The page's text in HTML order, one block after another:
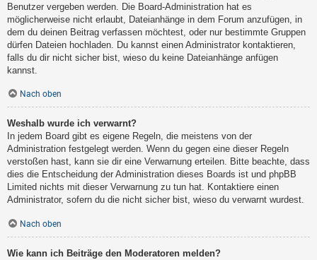
Benutzer vergeben werden. Die Board-Administration hat es
möglicherweise nicht erlaubt, Dateianhänge in dem Forum anzufügen, in
dem du deinen Beitrag verfassen möchtest, oder nur bestimmte Gruppen
dürfen Dateien hochladen. Du kannst einen Administrator kontaktieren,
falls du dir nicht sicher bist, wieso du keine Dateianhänge anfügen
kannst.
Nach oben
Weshalb wurde ich verwarnt?
In jedem Board gibt es eigene Regeln, die meistens von der
Administration festgelegt werden. Wenn du gegen eine dieser Regeln
verstoßen hast, kann sie dir eine Verwarnung erteilen. Bitte beachte, dass
dies die Entscheidung der Administration dieses Boards ist und phpBB
Limited nichts mit dieser Verwarnung zu tun hat. Kontaktiere einen
Administrator, sofern du die nicht sicher bist, wieso du verwarnt wurdest.
Nach oben
Wie kann ich Beiträge den Moderatoren melden?